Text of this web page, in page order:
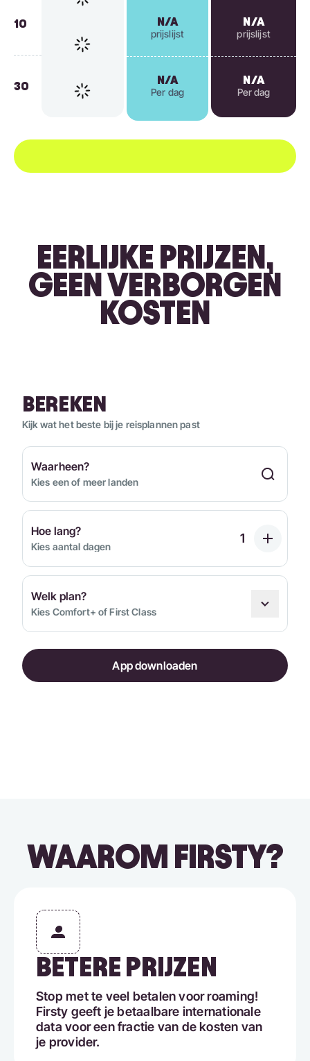
10
30
N/A
prijslijst
N/A
Per dag
N/A
prijslijst
N/A
Per dag
EERLIJKE PRIJZEN,
GEEN VERBORGEN
KOSTEN
BEREKEN
Kijk wat het beste bij je reisplannen past
Waarheen?
Kies een of meer landen
Hoe lang?
Kies aantal dagen
Welk plan?
Kies Comfort+ of First Class
App downloaden
WAAROM FIRSTY?
BETERE PRIJZEN
Stop met te veel betalen voor roaming!
Firsty geeft je betaalbare internationale
data voor een fractie van de kosten van
je provider.